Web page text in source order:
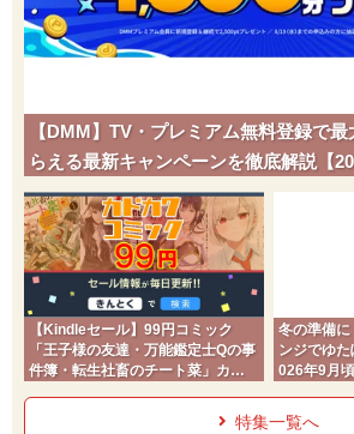
【DMM】TV・プレミアム無料登録で
らえる最新キャンペーンを徹底解説【
チ】
【Kindleセール】99円コミック
「王子様の友達・万能鑑定士Qの事
件簿・転生社畜のチート菜」カド
冬の準備
ンジでゆ
026年9月
特集一覧へ